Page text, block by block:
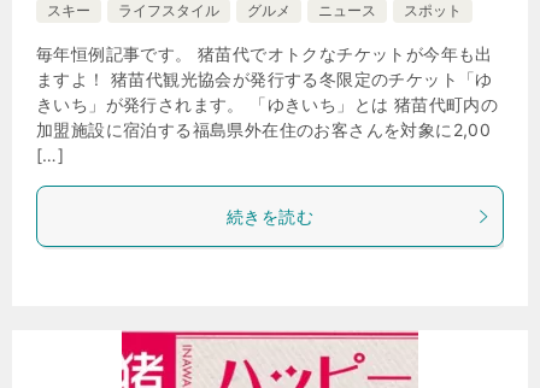
スキー
ライフスタイル グルメ ニュース スポット
毎年恒例記事です。 猪苗代でオトクなチケットが今年も出
ますよ！ 猪苗代観光協会が発行する冬限定のチケット「ゆ
きいち」が発行されます。 「ゆきいち」とは 猪苗代町内の
加盟施設に宿泊する福島県外在住のお客さんを対象に2,00
[…]
続きを読む